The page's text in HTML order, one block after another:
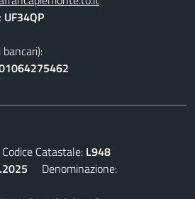
UF34QP
Catastale: L948
Denominazione: